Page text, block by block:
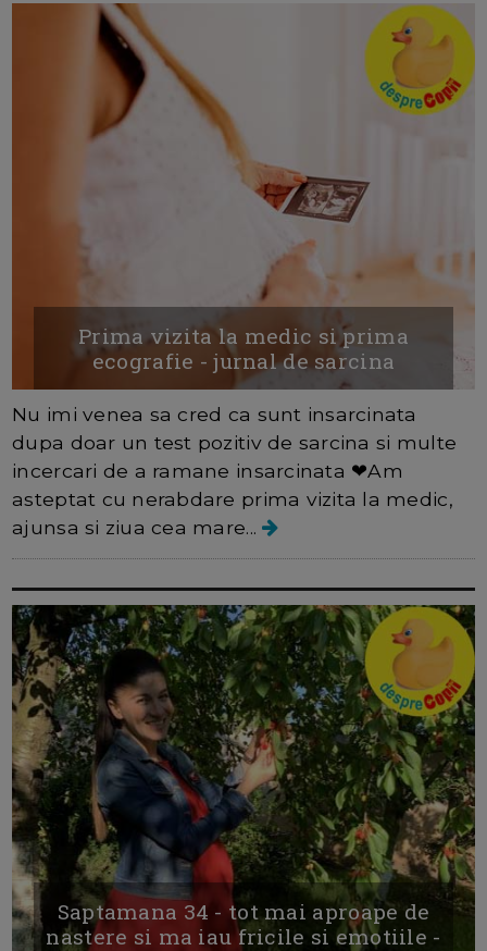
Prima vizita la medic si prima
ecografie - jurnal de sarcina
Nu imi venea sa cred ca sunt insarcinata
dupa doar un test pozitiv de sarcina si multe
incercari de a ramane insarcinata ❤Am
asteptat cu nerabdare prima vizita la medic,
ajunsa si ziua cea mare...
Saptamana 34 - tot mai aproape de
nastere si ma iau fricile si emotiile -